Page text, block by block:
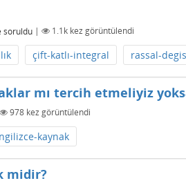
soruldu | 1.1k kez görüntülendi
çift-katlı-integral rassal-
mı tercih etmeliyiz
978 kez görüntülendi
kaynak
midir?